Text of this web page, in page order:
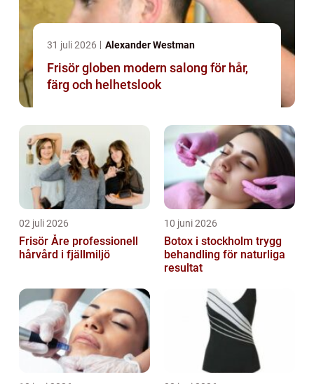
31 juli 2026 Alexander Westman
Frisör globen modern salong för hår,
färg och helhetslook
02 juli 2026
Frisör Åre professionell
hårvård i fjällmiljö
10 juni 2026
Botox i stockholm trygg
behandling för naturliga
resultat